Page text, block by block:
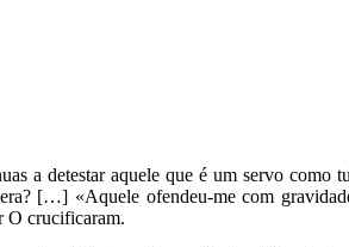
a detestar aquele que é um servo como
[…] «Aquele ofendeu-me com
O crucificaram.